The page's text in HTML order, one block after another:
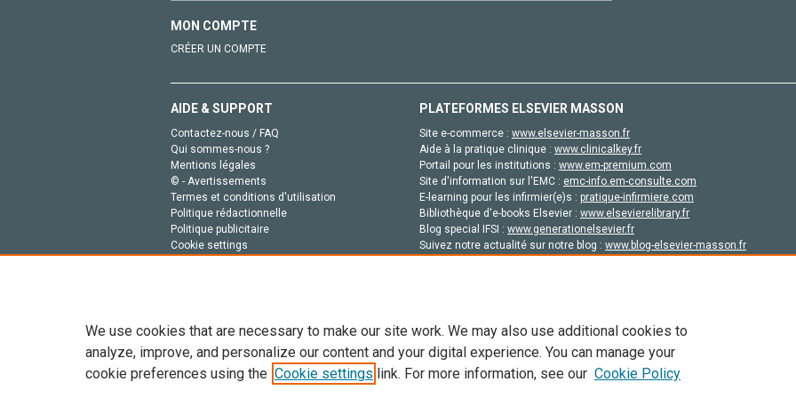
MON COMPTE
CRÉER UN COMPTE
AIDE & SUPPORT
Contactez-nous / FAQ
Qui sommes-nous ?
Mentions légales
© - Avertissements
Termes et conditions d'utilisation
Politique rédactionnelle
Politique publicitaire
Cookie settings
PLATEFORMES ELSEVIER MASSON
Site e-commerce : www.elsevier-masson.fr
Aide à la pratique clinique : www.clinicalkey.fr
Portail pour les institutions : www.em-premium.com
Site d'information sur l'EMC : emc-info.em-consulte.com
E-learning pour les infirmier(e)s : pratique-infirmiere.com
Bibliothèque d'e-books Elsevier : www.elsevierelibrary.fr
Blog special IFSI : www.generationelsevier.fr
Suivez notre actualité sur notre blog : www.blog-elsevier-masson.fr
Tout le contenu de ce site: Copyright © 2026 Elsevier, ses concédants de licence et ses contributeurs. Tout les droits sont réservés,
de données, a la formation en IA et aux technologies similaires. Pour tout contenu en libre accès, les conditions de licence
We use cookies that are necessary to make our site work. We may also use additional cookies to
analyze, improve, and personalize our content and your digital experience. You can manage your
cookie preferences using the Cookie settings link. For more information, see our Cookie Policy